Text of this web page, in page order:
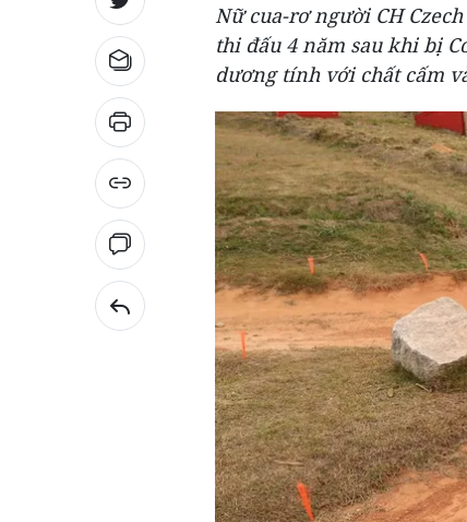
Nữ cua-rơ người CH
thi đấu 4 năm sau khi bị
dương tính với chất cấm